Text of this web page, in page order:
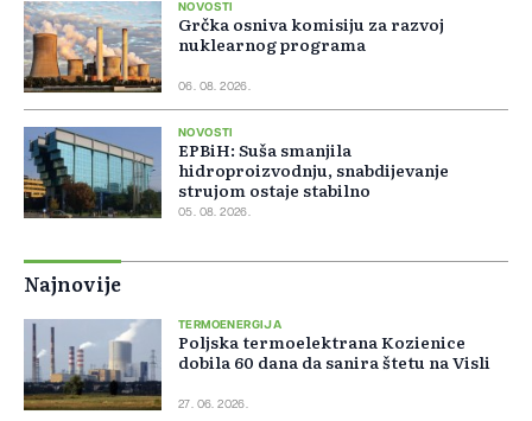
NOVOSTI
Grčka osniva komisiju za razvoj
nuklearnog programa
06. 08. 2026.
NOVOSTI
EPBiH: Suša smanjila
hidroproizvodnju, snabdijevanje
strujom ostaje stabilno
05. 08. 2026.
Najnovije
TERMOENERGIJA
Poljska termoelektrana Kozienice
dobila 60 dana da sanira štetu na Visli
27. 06. 2026.